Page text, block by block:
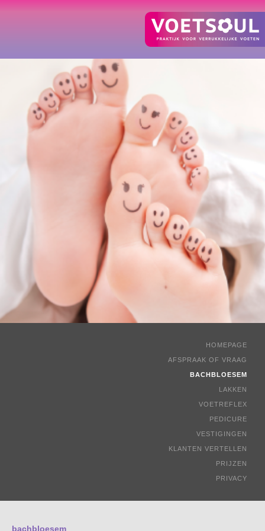
HOMEPAGE
AFSPRAAK OF VRAAG
BACHBLOESEM
LAKKEN
VOETREFLEX
PEDICURE
VESTIGINGEN
KLANTEN VERTELLEN
PRIJZEN
PRIVACY
bachbloesem